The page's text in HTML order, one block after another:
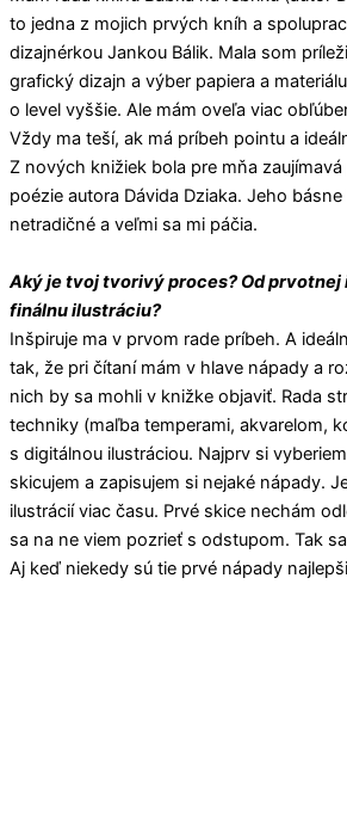
to jedna z mojich prvých kníh a
dizajnérkou Jankou Bálik. Mala som
grafický dizajn a výber papiera a
o level vyššie. Ale mám oveľa viac
Vždy ma teší, ak má príbeh pointu a
Z nových knižiek bola pre mňa
poézie autora Dávida Dziaka. Jeho
netradičné a veľmi sa mi páčia.
Aký je tvoj tvorivý proces? Od prvotnej
finálnu ilustráciu?
Inšpiruje ma v prvom rade príbeh. A
tak, že pri čítaní mám v hlave nápady a
nich by sa mohli v knižke objaviť. Rada
techniky (maľba temperami, akvarelom,
s digitálnou ilustráciou. Najprv si
skicujem a zapisujem si nejaké nápady.
ilustrácií viac času. Prvé skice nechám
sa na ne viem pozrieť s odstupom. Tak
Aj keď niekedy sú tie prvé nápady